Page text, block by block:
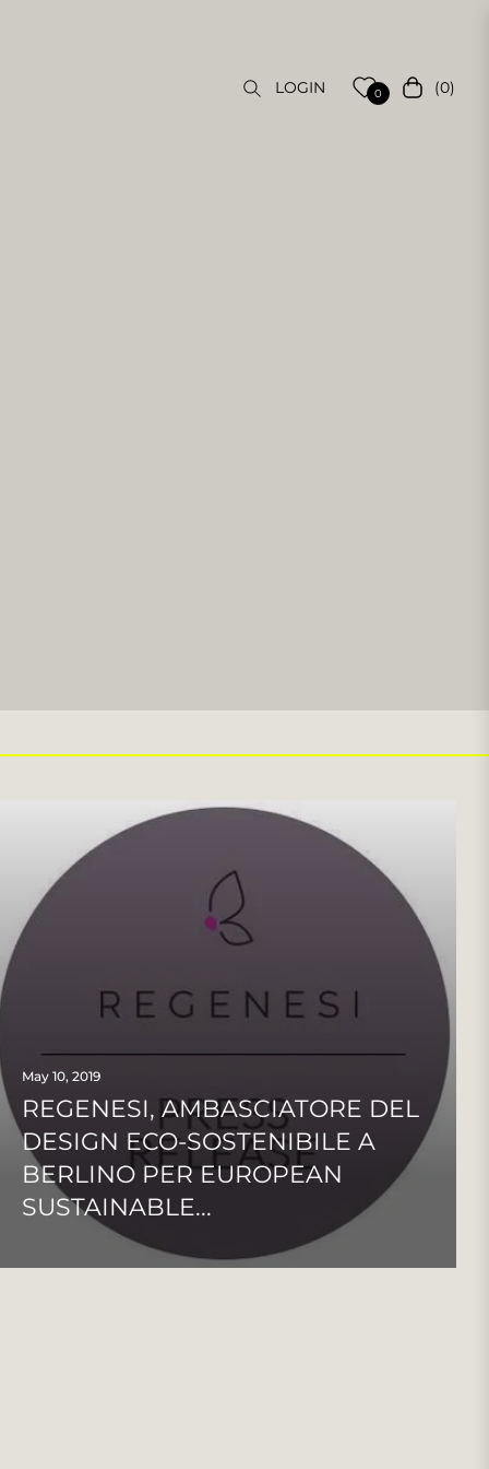
LOGIN 0 Carrello
(0)
May 10, 2019
REGENESI, AMBASCIATORE DEL
DESIGN ECO-SOSTENIBILE A
BERLINO PER EUROPEAN
SUSTAINABLE...